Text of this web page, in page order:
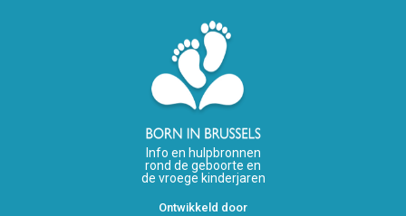
Info en hulpbronnen
rond de geboorte en
de vroege kinderjaren
Ontwikkeld door